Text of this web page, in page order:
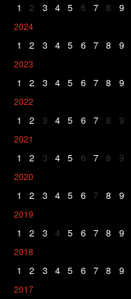
1 2 3 4 5 6 7 8 9
2024
1 2 3 4 5 6 7 8 9
2023
1 2 3 4 5 6 7 8 9
2022
1 2 3 4 5 6 7 8 9
2021
1 2 3 4 5 6 7 8 9
2020
1 2 3 4 5 6 7 8 9
2019
1 2 3 4 5 6 7 8 9
2018
1 2 3 4 5 6 7 8 9
2017